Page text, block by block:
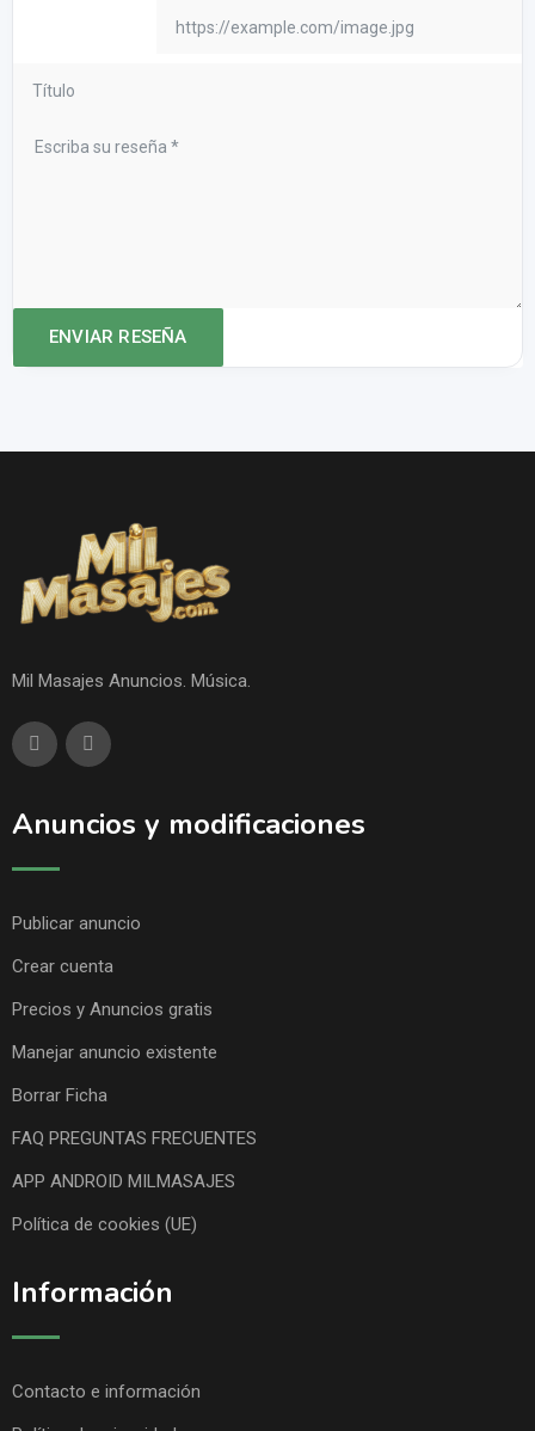
Mil Masajes Anuncios. Música.
Anuncios y modificaciones
Publicar anuncio
Crear cuenta
Precios y Anuncios gratis
Manejar anuncio existente
Borrar Ficha
FAQ PREGUNTAS FRECUENTES
APP ANDROID MILMASAJES
Política de cookies (UE)
Información
Contacto e información